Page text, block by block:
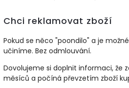
Chci reklamovat zboží
Pokud se něco "poondilo" a je
učiníme. Bez odmlouvání.
Dovolujeme si doplnit informaci, že
měsíců a počíná převzetím zboží